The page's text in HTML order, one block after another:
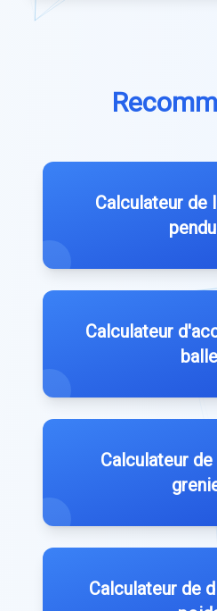
Calculateur de
Calculateur
balle
Calculateur
Calculateur de